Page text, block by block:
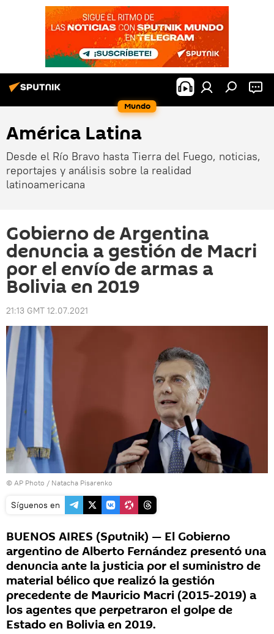
Mundo
América Latina
Desde el Río Bravo hasta Tierra del Fuego, noticias,
reportajes y análisis sobre la realidad
latinoamericana
Gobierno de Argentina
denuncia a gestión de Macri
por el envío de armas a
Bolivia en 2019
21:13 GMT 12.07.2021
© AP Photo / Natacha Pisarenko
Síguenos en
BUENOS AIRES (Sputnik) — El Gobierno
argentino de Alberto Fernández presentó una
denuncia ante la justicia por el suministro de
material bélico que realizó la gestión
precedente de Mauricio Macri (2015-2019) a
los agentes que perpetraron el golpe de
Estado en Bolivia en 2019.